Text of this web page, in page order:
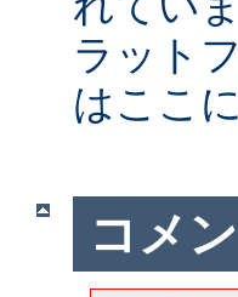
ラット
はここ
コメ